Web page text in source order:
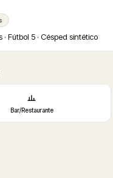
Fútbol 5 · Césped sintético
Bar/Restaurante